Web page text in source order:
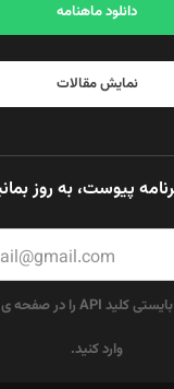
دانلود ماهنامه
نمایش مقالات
پیوست، به روز
وارد کنید.